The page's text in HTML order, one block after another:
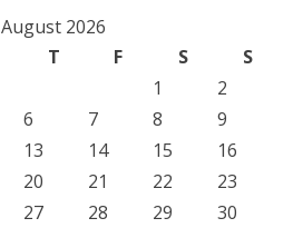
August 2026
T F S
S
1
2
6 7 8
9
13 14 15
16
20 21 22
23
27 28 29
30